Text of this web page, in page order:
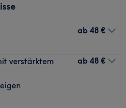
ab 48 €
verstärktem
ab 48 €